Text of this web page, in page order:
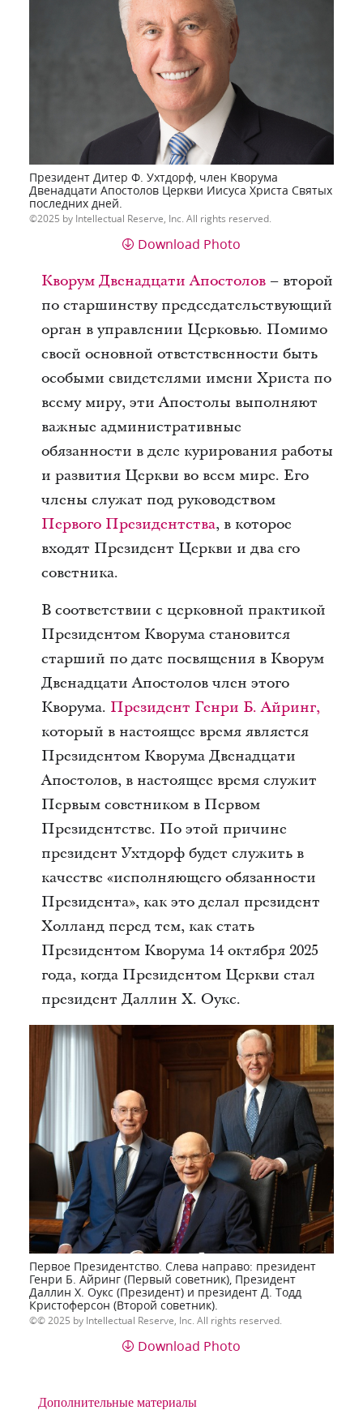
Президент Дитер Ф. Ухтдорф, член Кворума
Двенадцати Апостолов Церкви Иисуса Христа Святых
последних дней.
2025 by Intellectual Reserve, Inc. All rights reserved.
Download Photo
Кворум Двенадцати Апостолов– второй
по старшинству председательствующий
орган в управлении Церковью. Помимо
своей основной ответственности быть
особыми свидетелями имени Христа по
всему миру, эти Апостолы выполняют
важные административные
обязанности в деле курирования работы
и развития Церкви во всем мире. Его
члены служат под руководством
Первого Президентства, в которое
входят Президент Церкви и два его
советника.
В соответствии с церковной практикой
Президентом Кворума становится
старший по дате посвящения в Кворум
Двенадцати Апостолов член этого
Кворума. Президент Генри Б. Айринг,
который в настоящее время является
Президентом Кворума Двенадцати
Апостолов, в настоящее время служит
Первым советником в Первом
Президентстве. По этой причине
президент Ухтдорф будет служить в
качестве «исполняющего обязанности
Президента», как это делал президент
Холланд перед тем, как стать
Президентом Кворума 14 октября 2025
года, когда Президентом Церкви стал
президент Даллин Х. Оукс.
Первое Президентство. Слева направо: президент
Генри Б. Айринг (Первый советник), Президент
Даллин Х. Оукс (Президент) и президент Д. Тодд
Кристоферсон (Второй советник).
© 2025 by Intellectual Reserve, Inc. All rights reserved.
Download Photo
Дополнительные материалы